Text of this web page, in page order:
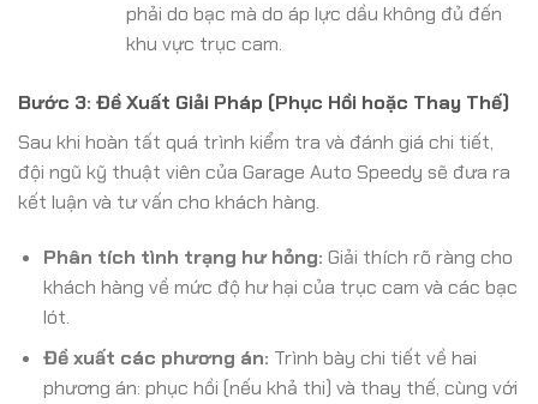
phải do bạc mà do áp lực dầu không đủ đến
khu vực trục cam.
Bước 3: Đề Xuất Giải Pháp (Phục Hồi hoặc Thay Thế)
Sau khi hoàn tất quá trình kiểm tra và đánh giá chi tiết,
đội ngũ kỹ thuật viên của Garage Auto Speedy sẽ đưa ra
kết luận và tư vấn cho khách hàng.
Phân tích tình trạng hư hỏng: Giải thích rõ ràng cho
khách hàng về mức độ hư hại của trục cam và các bạc
lót.
Đề xuất các phương án: Trình bày chi tiết về hai
phương án: phục hồi (nếu khả thi) và thay thế, cùng với